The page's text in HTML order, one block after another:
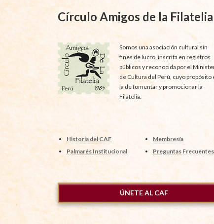
Círculo Amigos de la Filatelia
Somos una asociación cultural sin
fines de lucro, inscrita en registros
públicos y reconocida por el
de Cultura del Perú, cuyo propósito
la de fomentar y promocionar la
Filatelia.
Historia del CAF
Palmarés Institucional
Membresía
Preguntas Frecuentes
ÚNETE AL CAF